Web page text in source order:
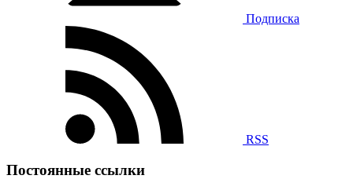
Подписка
RSS
Постоянные ссылки